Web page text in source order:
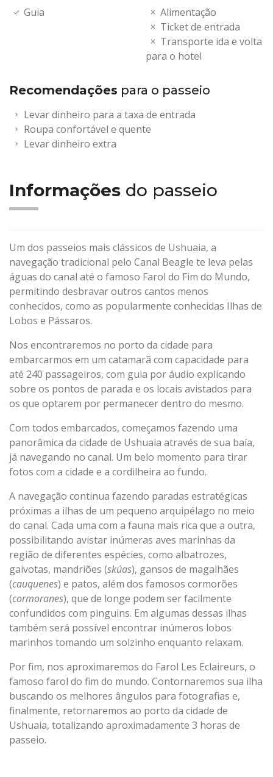
Guia
Alimentação
Ticket de entrada
Transporte ida e volta
para o hotel
Recomendações para o passeio
Levar dinheiro para a taxa de entrada
Roupa confortável e quente
Levar dinheiro extra
Informações do passeio
Um dos passeios mais clássicos de Ushuaia, a
navegação tradicional pelo Canal Beagle te leva pelas
águas do canal até o famoso Farol do Fim do Mundo,
permitindo desbravar outros cantos menos
conhecidos, como as popularmente conhecidas Ilhas de
Lobos e Pássaros.
Nos encontraremos no porto da cidade para
embarcarmos em um catamarã com capacidade para
até 240 passageiros, com guia por áudio explicando
sobre os pontos de parada e os locais avistados para
os que optarem por permanecer dentro do mesmo.
Com todos embarcados, começamos fazendo uma
panorâmica da cidade de Ushuaia através de sua baía,
já navegando no canal. Um belo momento para tirar
fotos com a cidade e a cordilheira ao fundo.
A navegação continua fazendo paradas estratégicas
próximas a ilhas de um pequeno arquipélago no meio
do canal. Cada uma com a fauna mais rica que a outra,
possibilitando avistar inúmeras aves marinhas da
região de diferentes espécies, como albatrozes,
gaivotas, mandriões (skúas), gansos de magalhães
(cauquenes) e patos, além dos famosos cormorões
(cormoranes), que de longe podem ser facilmente
confundidos com pinguins. Em algumas dessas ilhas
também será possível encontrar inúmeros lobos
marinhos tomando um solzinho enquanto relaxam.
Por fim, nos aproximaremos do Farol Les Eclaireurs, o
famoso farol do fim do mundo. Contornaremos sua ilha
buscando os melhores ângulos para fotografias e,
finalmente, retornaremos ao porto da cidade de
Ushuaia, totalizando aproximadamente 3 horas de
passeio.